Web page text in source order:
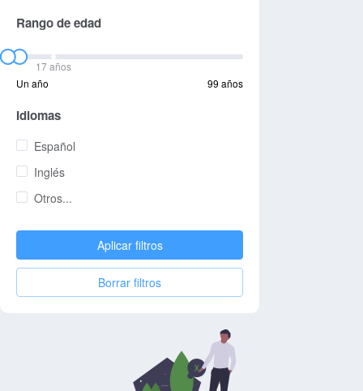
Rango de edad
17 años
Un año
99 años
Idiomas
Español
Inglés
Otros...
Aplicar filtros
Borrar filtros